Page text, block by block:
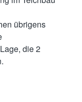
übrigens
die 2